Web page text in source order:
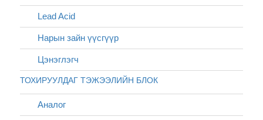
Lead Acid
Нарын зайн үүсгүүр
Цэнэглэгч
ТОХИРУУЛДАГ ТЭЖЭЭЛИЙН БЛОК
Аналог